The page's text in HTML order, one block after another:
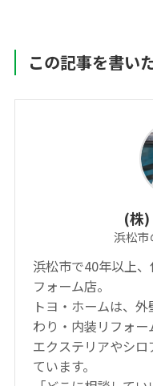
この記事を書い
(株)
浜松
浜松市で40年以上
フォーム店。
トヨ・ホームは、
わり・内装リフォー
エクステリアやシ
ています。